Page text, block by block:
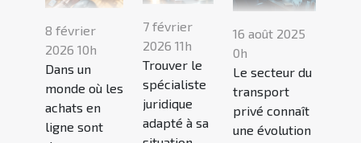
8 février
2026 10h
Dans un
monde où les
achats en
ligne sont
7 février
2026 11h
Trouver le
spécialiste
juridique
adapté à sa
16 août 2025
0h
Le secteur du
transport
privé connaît
une évolution